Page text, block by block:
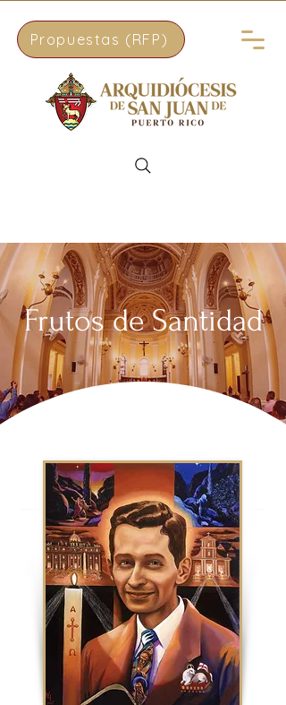
Propuestas (RFP)
Frutos de Santidad